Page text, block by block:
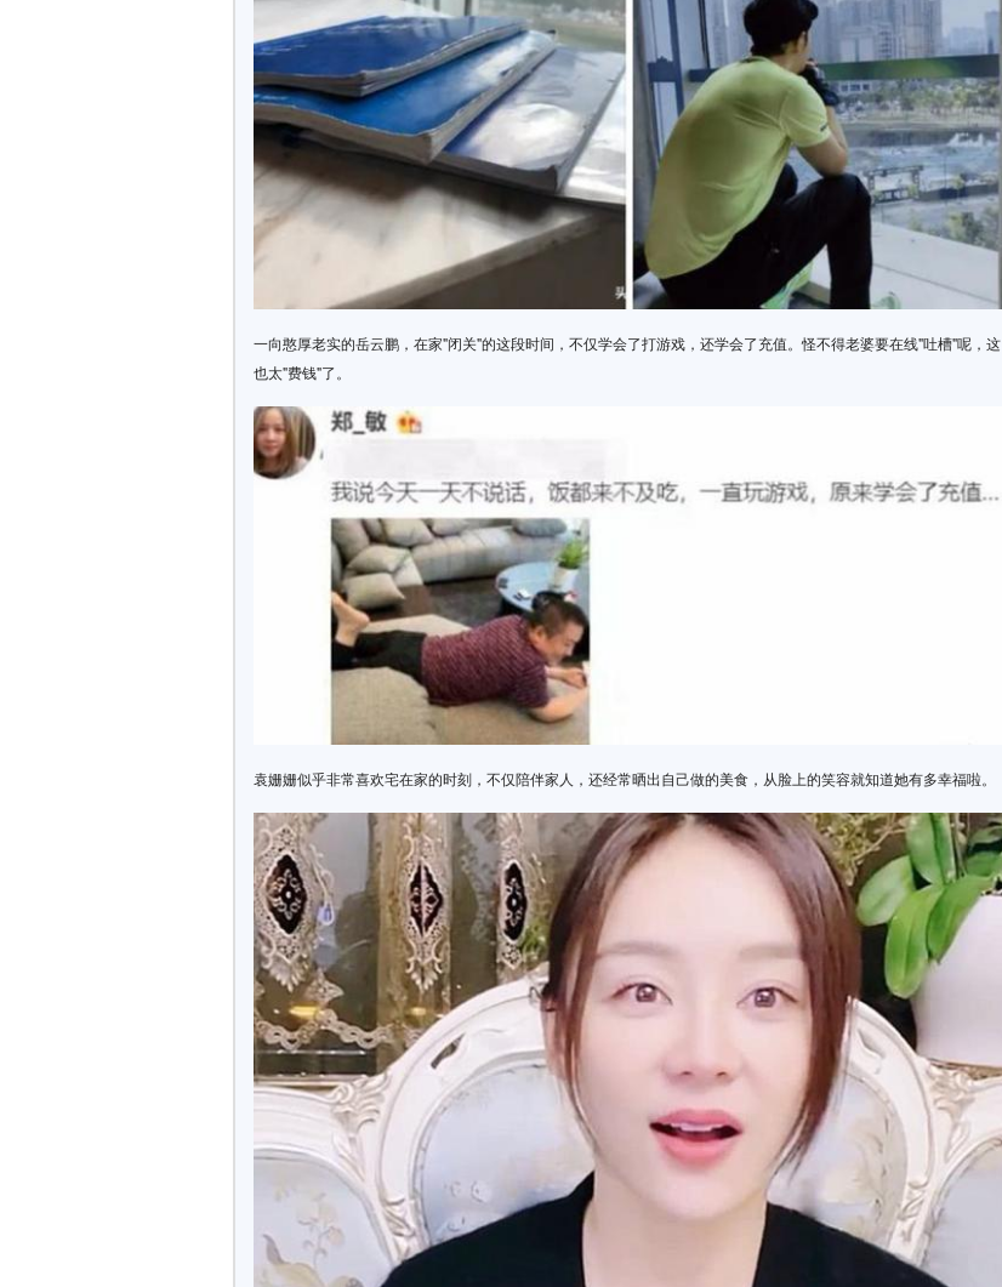
一向憨厚老实的岳云鹏，在家"闭关"的这段时间，不仅学会了打游戏，还学会了充值。怪不得老婆要在线"吐槽"呢，这
也太"费钱"了。
袁姗姗似乎非常喜欢宅在家的时刻，不仅陪伴家人，还经常晒出自己做的美食，从脸上的笑容就知道她有多幸福啦。